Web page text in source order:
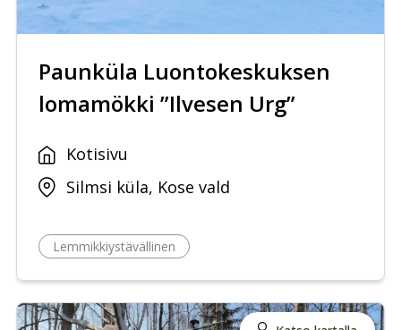
Paunküla Luontokeskuksen
lomamökki ”Ilvesen Urg”
Kotisivu
Silmsi küla, Kose vald
Lemmikkiystävällinen